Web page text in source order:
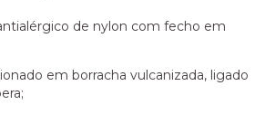
de nylon com fecho em
em borracha vulcanizada, ligado